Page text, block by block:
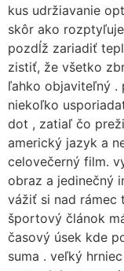
kus udržiavanie
skôr ako
pozdĺž zariadiť
zistiť, že všetko
ľahko objaviteľný .
niekoľko
dot , zatiaľ čo
americký jazyk a
celovečerný film.
obraz a jedinečný
vážiť si nad rámec
športový článok
časový úsek kde
suma . veľký